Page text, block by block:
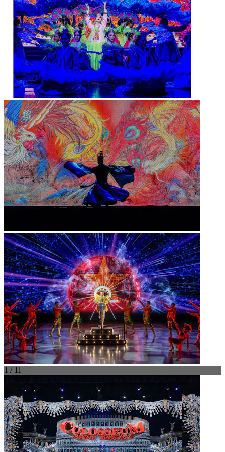
1 / 11